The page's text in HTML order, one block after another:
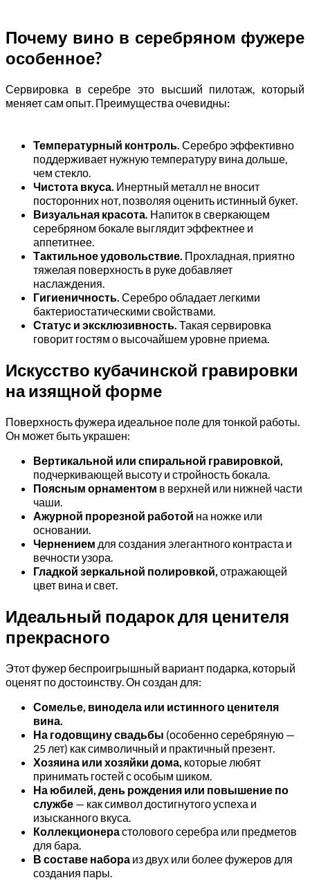
Почему вино в серебряном фужере
особенное?
Сервировка в серебре это высший пилотаж, который
меняет сам опыт. Преимущества очевидны:
Температурный контроль. Серебро эффективно
поддерживает нужную температуру вина дольше,
чем стекло.
Чистота вкуса. Инертный металл не вносит
посторонних нот, позволяя оценить истинный букет.
Визуальная красота. Напиток в сверкающем
серебряном бокале выглядит эффектнее и
аппетитнее.
Тактильное удовольствие. Прохладная, приятно
тяжелая поверхность в руке добавляет
наслаждения.
Гигиеничность. Серебро обладает легкими
бактериостатическими свойствами.
Статус и эксклюзивность. Такая сервировка
говорит гостям о высочайшем уровне приема.
Искусство кубачинской гравировки
на изящной форме
Поверхность фужера идеальное поле для тонкой работы.
Он может быть украшен:
Вертикальной или спиральной гравировкой,
подчеркивающей высоту и стройность бокала.
Поясным орнаментом в верхней или нижней части
чаши.
Ажурной прорезной работой на ножке или
основании.
Чернением для создания элегантного контраста и
вечности узора.
Гладкой зеркальной полировкой, отражающей
цвет вина и свет.
Идеальный подарок для ценителя
прекрасного
Этот фужер беспроигрышный вариант подарка, который
оценят по достоинству. Он создан для:
Сомелье, винодела или истинного ценителя
вина.
На годовщину свадьбы (особенно серебряную —
25 лет) как символичный и практичный презент.
Хозяина или хозяйки дома, которые любят
принимать гостей с особым шиком.
На юбилей, день рождения или повышение по
службе — как символ достигнутого успеха и
изысканного вкуса.
Коллекционера столового серебра или предметов
для бара.
В составе набора из двух или более фужеров для
создания пары.